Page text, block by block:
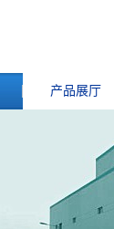
产品展厅